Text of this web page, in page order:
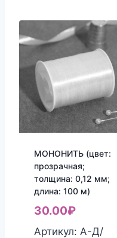
МОНОНИТЬ (цвет:
прозрачная;
толщина: 0,12 мм;
длина: 100 м)
30.00₽
Артикул: А-Д/